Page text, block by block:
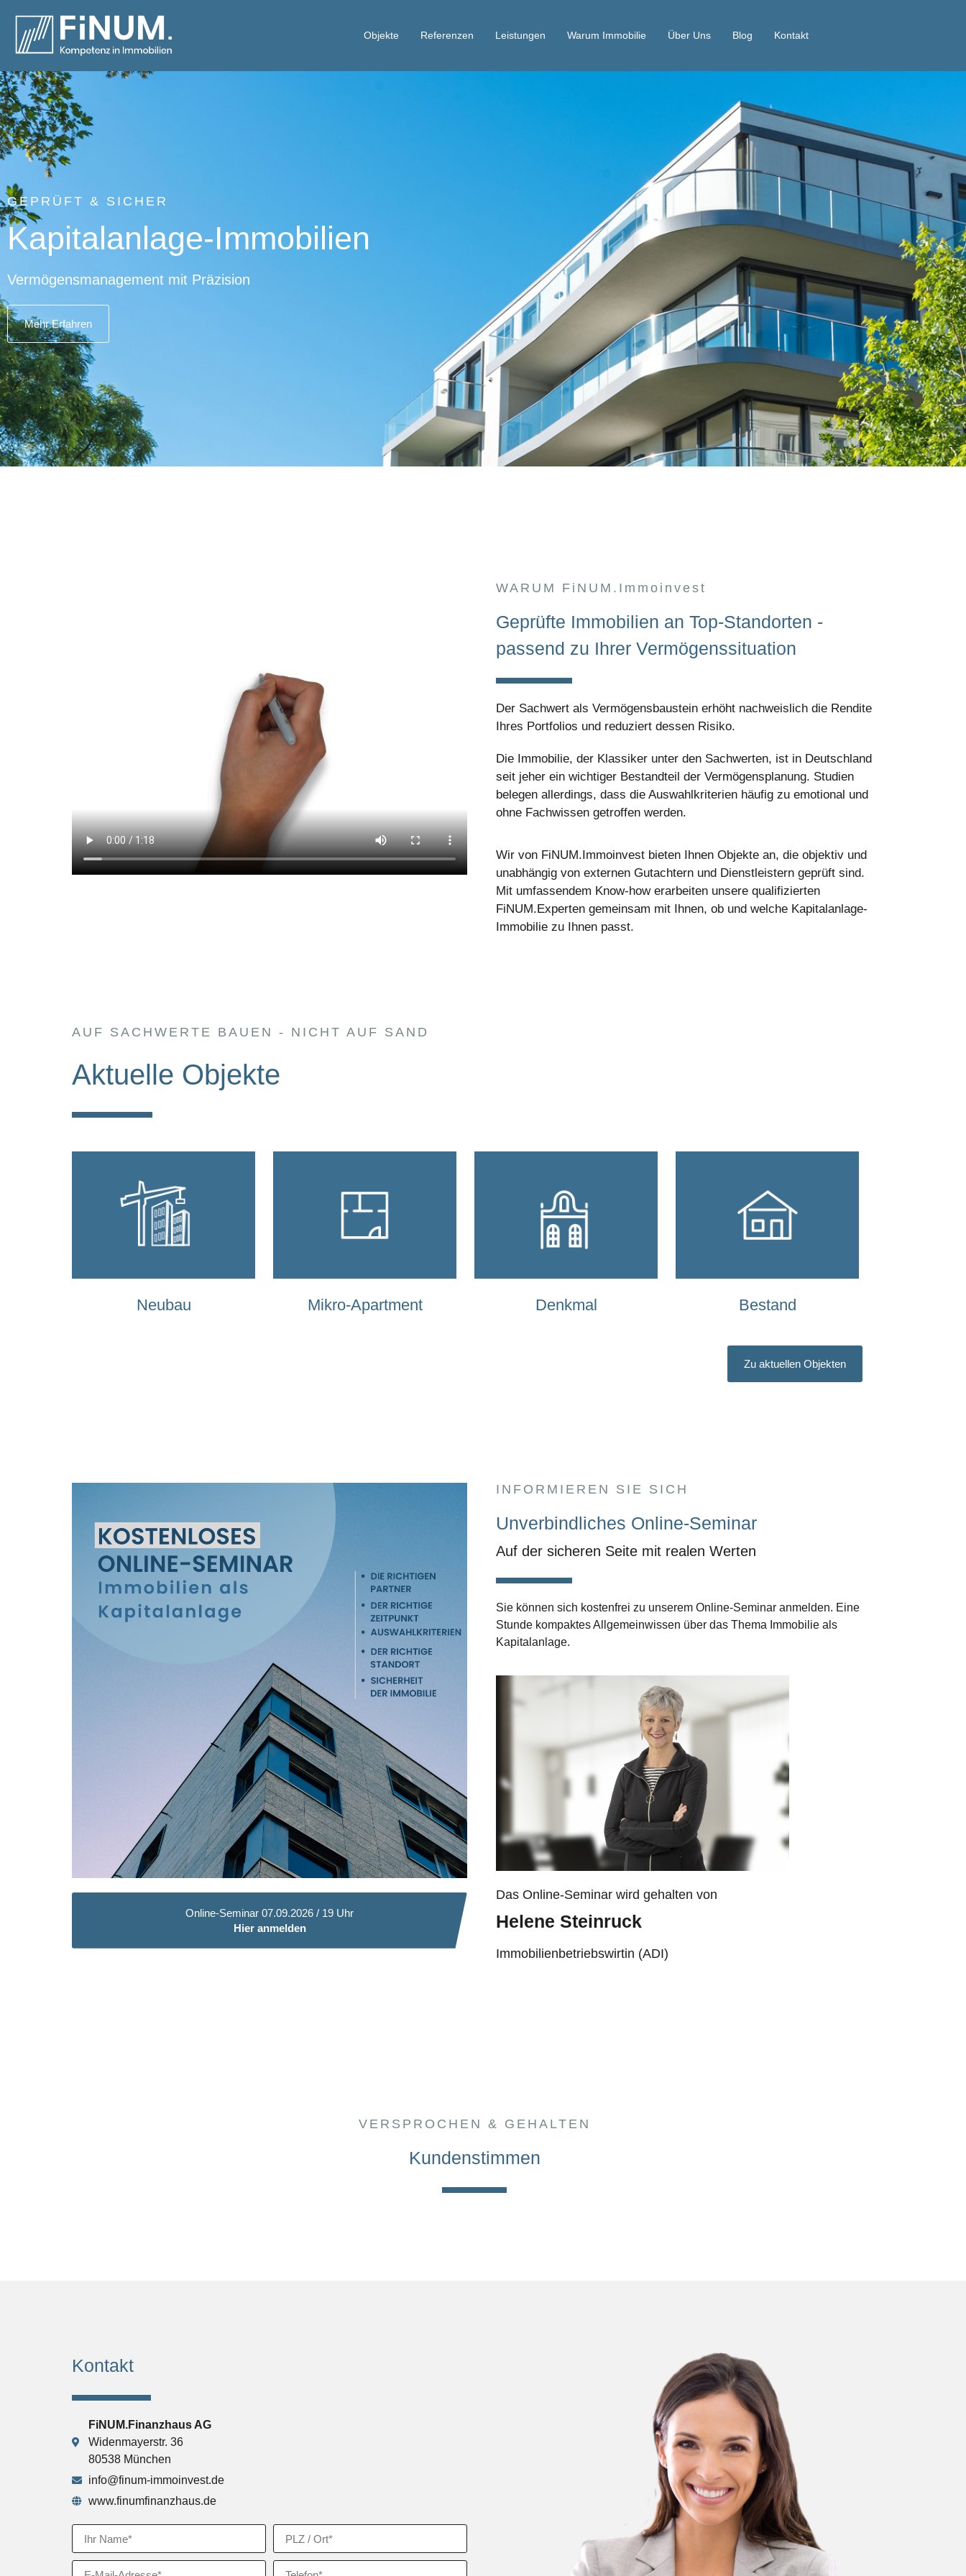
Objekte Referenzen Leistungen Warum Immobilie Über Uns Blog Kontakt
GEPRÜFT & SICHER
Kapitalanlage-Immobilien
Vermögensmanagement mit Präzision
Mehr Erfahren
WARUM FiNUM.Immoinvest
Geprüfte Immobilien an Top-Standorten -
passend zu Ihrer Vermögenssituation
Der Sachwert als Vermögensbaustein erhöht nachweislich die Rendite
Ihres Portfolios und reduziert dessen Risiko.
Die Immobilie, der Klassiker unter den Sachwerten, ist in Deutschland
seit jeher ein wichtiger Bestandteil der Vermögensplanung. Studien
belegen allerdings, dass die Auswahlkriterien häufig zu emotional und
ohne Fachwissen getroffen werden.
Wir von FiNUM.Immoinvest bieten Ihnen Objekte an, die objektiv und
unabhängig von externen Gutachtern und Dienstleistern geprüft sind.
Mit umfassendem Know-how erarbeiten unsere qualifizierten
FiNUM.Experten gemeinsam mit Ihnen, ob und welche Kapitalanlage-
Immobilie zu Ihnen passt.
AUF SACHWERTE BAUEN - NICHT AUF SAND
Aktuelle Objekte
Neubau Mikro-Apartment Denkmal Bestand
Zu aktuellen Objekten
Online-Seminar 07.09.2026 / 19 Uhr
Hier anmelden
INFORMIEREN SIE SICH
Unverbindliches Online-Seminar
Auf der sicheren Seite mit realen Werten
Sie können sich kostenfrei zu unserem Online-Seminar anmelden. Eine
Stunde kompaktes Allgemeinwissen über das Thema Immobilie als
Kapitalanlage.
Das Online-Seminar wird gehalten von
Helene Steinruck
Immobilienbetriebswirtin (ADI)
VERSPROCHEN & GEHALTEN
Kundenstimmen
Kontakt
FiNUM.Finanzhaus AG
Widenmayerstr. 36
80538 München
info@finum-immoinvest.de
www.finumfinanzhaus.de